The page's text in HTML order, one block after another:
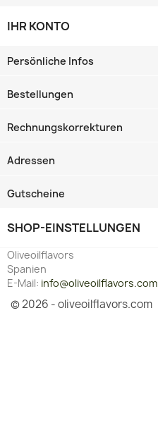
IHR KONTO
Persönliche Infos
Bestellungen
Rechnungskorrekturen
Adressen
Gutscheine
SHOP-EINSTELLUNGEN
Oliveoilflavors
Spanien
E-Mail: info@oliveoilflavors.com
© 2026 - oliveoilflavors.com